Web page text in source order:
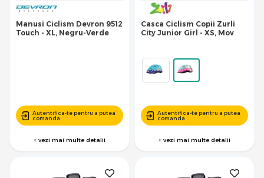
Manusi Ciclism Devron 9512
Touch - XL, Negru-Verde
Autentifica-te pentru a putea
comanda
+ vezi mai multe detalii
Casca Ciclism Copii Zurli
City Junior Girl - XS, Mov
Autentifica-te pentru a putea
comanda
+ vezi mai multe detalii